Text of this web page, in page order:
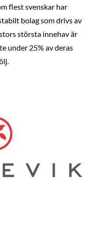
flest svenskar har
bolag som drivs av
största innehav är
under 25% av deras